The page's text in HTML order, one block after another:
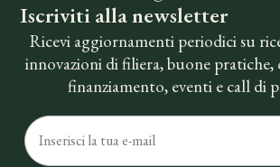
Iscriviti alla newsletter
Ricevi aggiornamenti periodici su
innovazioni di filiera, buone
finanziamento, eventi e call di